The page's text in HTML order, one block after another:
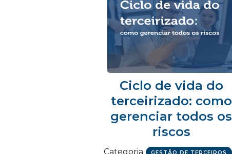
Ciclo de vida do
terceirizado: como
gerenciar todos os
riscos
Categoria